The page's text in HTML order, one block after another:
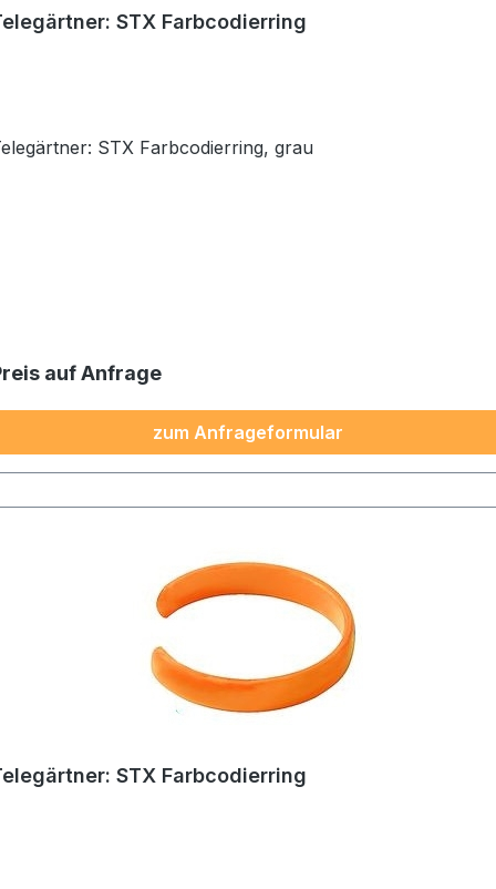
STX Farbcodierring
Telegärtner: STX Farbcodierring, grau
auf Anfrage
zum Anfrageformular
STX Farbcodierring